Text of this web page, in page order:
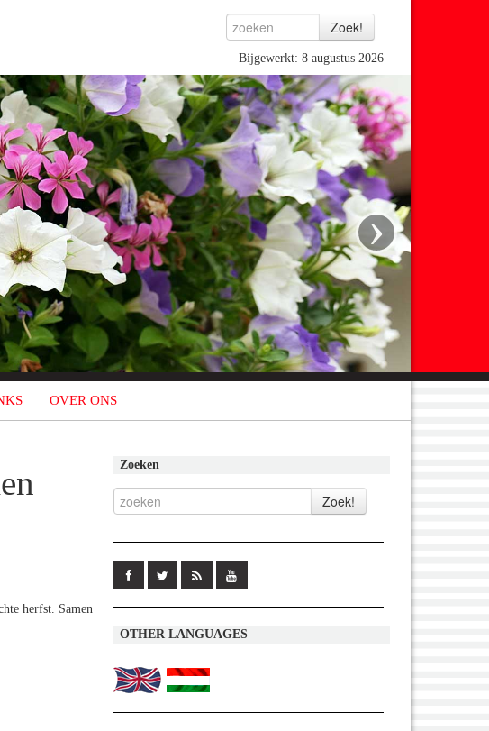
Bijgewerkt: 8 augustus 2026
›
OVER ONS
herfst. Samen
Zoeken
OTHER LANGUAGES